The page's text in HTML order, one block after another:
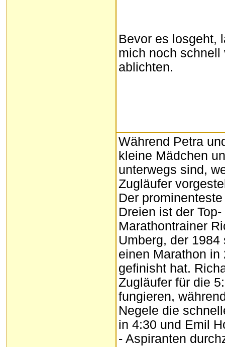
Bevor es losgeht,
mich noch schnell
ablichten.
Während Petra
kleine Mädchen
unterwegs sind,
Zugläufer
Der
Dreien ist der Top-
Marathontrainer
Umberg, der 1984
einen Marathon in
gefinisht hat.
Zugläufer für die
fungieren,
Negele die
in 4:30 und Emil
- Aspiranten